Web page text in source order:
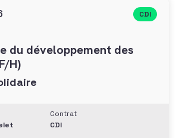
CDI
du développement des
H)
Contrat
CDI